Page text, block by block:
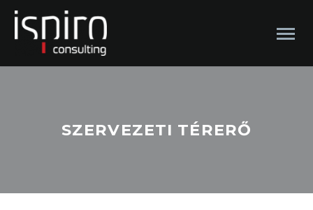
SZERVEZETI TÉRERŐ